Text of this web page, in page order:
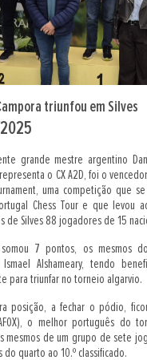
triunfou em Silves
grande mestre argentino
o CX A2D, foi o
uma competição que
Chess Tour e que levou
de Silves 88 jogadores de 15
somou 7 pontos, os mesmos
Ismael Alshameary, tendo
para triunfar no torneio algarvio.
posição, a fechar o pódio,
o melhor português do
mesmos de um grupo de sete
do quarto ao 10.º classificado.